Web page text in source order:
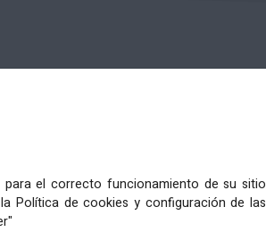
para el correcto funcionamiento de su sitio
Política de cookies y configuración de las